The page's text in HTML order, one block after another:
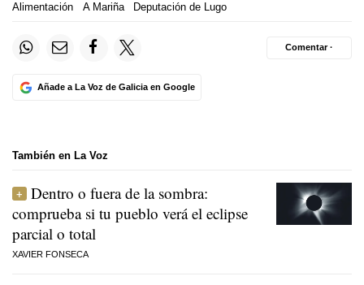
Alimentación
A Mariña Deputación de Lugo
Añade a La Voz de Galicia en Google
Comentar ·
También en La Voz
Dentro o fuera de la sombra:
comprueba si tu pueblo verá el eclipse
parcial o total
XAVIER FONSECA